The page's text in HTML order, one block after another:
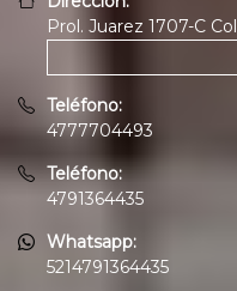
Prol. Juarez 1707-C
Teléfono:
4777704493
Teléfono:
4791364435
Whatsapp:
5214791364435